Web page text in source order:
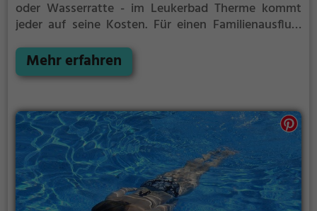
oder Wasserratte - im Leukerbad Therme kommt
jeder auf seine Kosten. Für einen Familienausflug,
ist das Leukerbad Therme genau die richtige
Adresse.
Mehr erfahren